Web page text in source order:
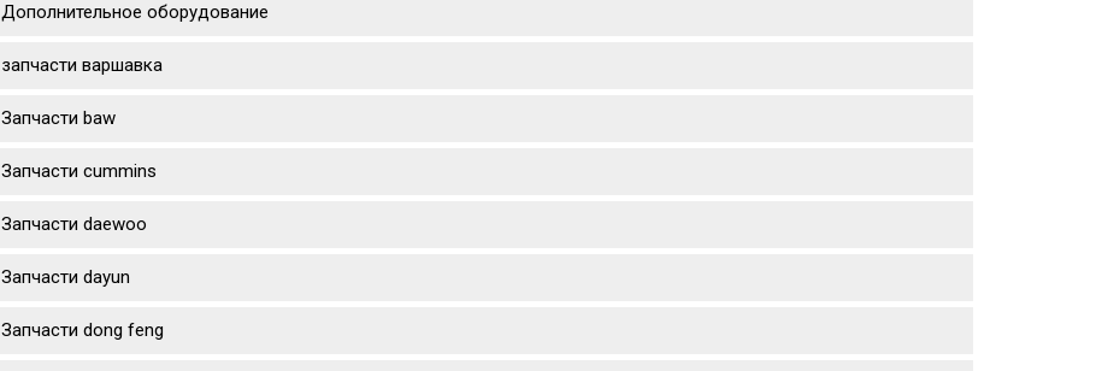
Дополнительное оборудование
запчасти варшавка
Запчасти baw
Запчасти cummins
Запчасти daewoo
Запчасти dayun
Запчасти dong feng